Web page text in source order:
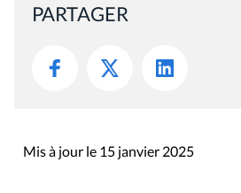
PARTAGER
Mis à jour le 15 janvier 2025